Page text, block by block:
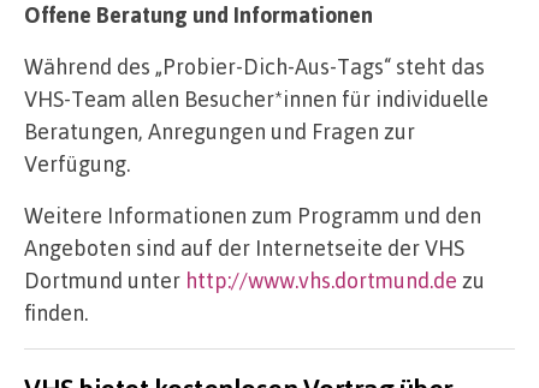
Offene Beratung und Informationen
Während des „Probier-Dich-Aus-Tags“ steht das
VHS-Team allen Besucher*innen für individuelle
Beratungen, Anregungen und Fragen zur
Verfügung.
Weitere Informationen zum Programm und den
Angeboten sind auf der Internetseite der VHS
Dortmund unter http://www.vhs.dortmund.de zu
finden.